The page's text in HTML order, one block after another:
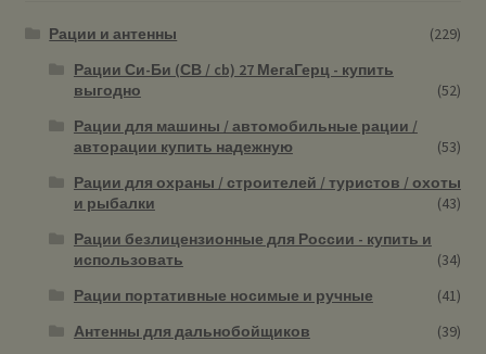
Рации и антенны
(229)
Рации Си-Би (СВ / cb) 27 МегаГерц - купить
выгодно
(52)
Рации для машины / автомобильные рации /
авторации купить надежную
(53)
Рации для охраны / строителей / туристов / охоты
и рыбалки
(43)
Рации безлицензионные для России - купить и
использовать
(34)
Рации портативные носимые и ручные
(41)
Антенны для дальнобойщиков
(39)